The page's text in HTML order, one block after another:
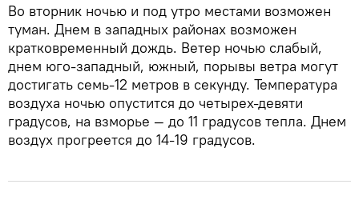
Во вторник ночью и под утро местами возможен
туман. Днем в западных районах возможен
кратковременный дождь. Ветер ночью слабый,
днем юго-западный, южный, порывы ветра могут
достигать семь-12 метров в секунду. Температура
воздуха ночью опустится до четырех-девяти
градусов, на взморье — до 11 градусов тепла. Днем
воздух прогреется до 14-19 градусов.